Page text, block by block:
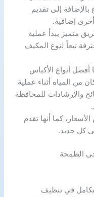
بالإضافة إلى تقديم
إضافية.
متميز يبدأ عملية
تبعاً لنوع المكيف
أنواع الأكياس
من المياه أثناء عملية
والإرشادات للمحافظة
كما أنها تقدم
كل جديد.
الطمحة
في تنظيف